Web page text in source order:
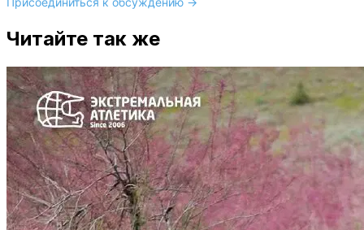
Читайте так же